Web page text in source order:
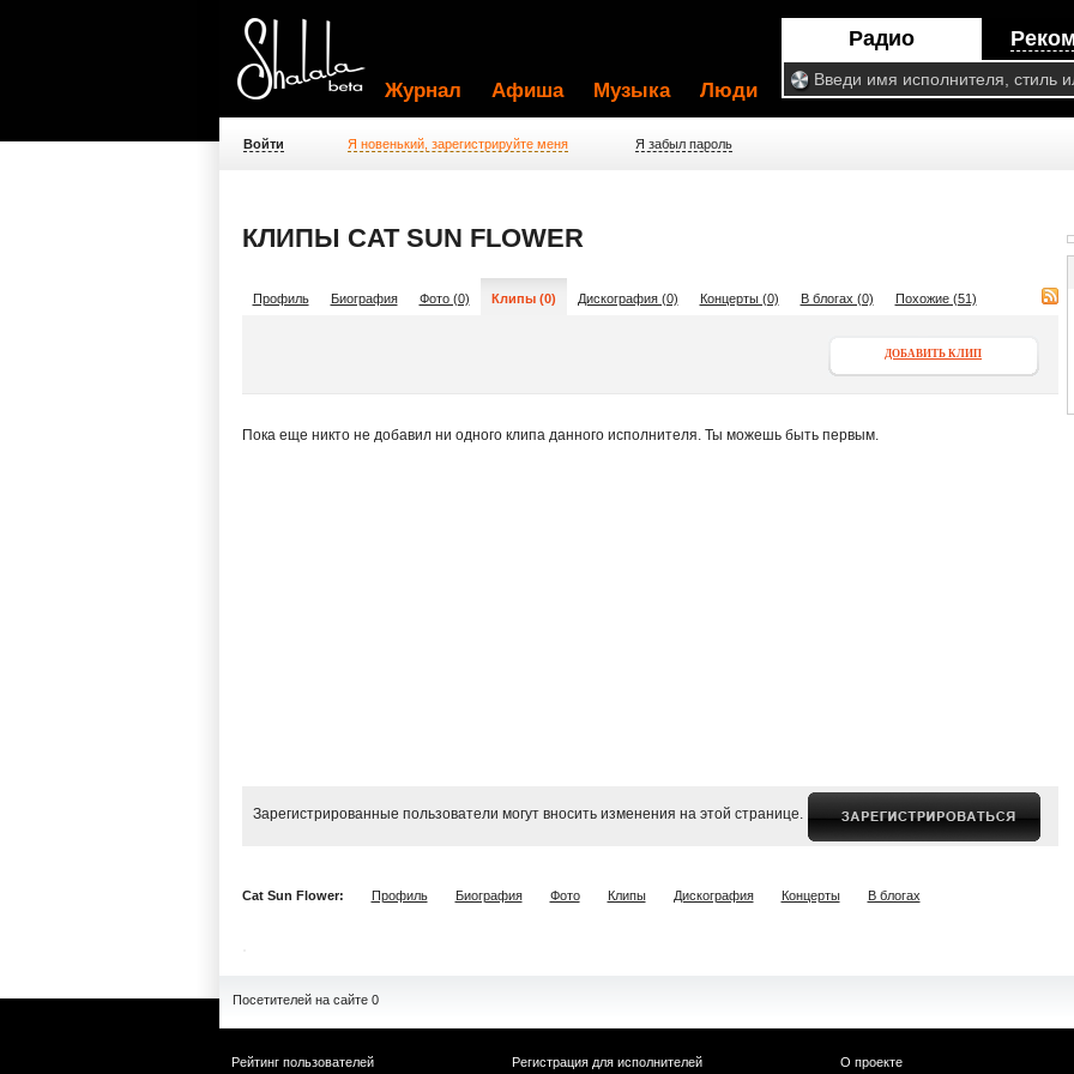
Радио
Журнал Афиша Музыка Люди
Войти Я новенький, зарегистрируйте меня Я забыл пароль
КЛИПЫ CAT SUN FLOWER
Профиль Биография Фото (0) Клипы (0) Дискография (0) Концерты (0) В блогах (0) Похожие (51)
ДОБАВИТЬ КЛИП
Пока еще никто не добавил ни одного клипа данного исполнителя. Ты можешь быть первым.
Зарегистрированные пользователи могут вносить изменения на этой странице.
Cat Sun Flower: Профиль Биография Фото Клипы Дискография Концерты В блогах
Посетителей на сайте 0
Рейтинг пользователей
Регистрация для исполнителей
О проекте